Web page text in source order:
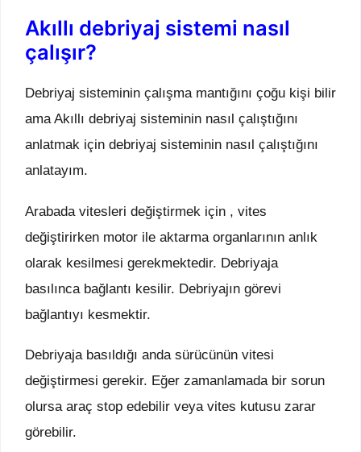
Akıllı debriyaj sistemi nasıl
çalışır?
Debriyaj sisteminin çalışma mantığını çoğu kişi bilir
ama Akıllı debriyaj sisteminin nasıl çalıştığını
anlatmak için debriyaj sisteminin nasıl çalıştığını
anlatayım.
Arabada vitesleri değiştirmek için , vites
değiştirirken motor ile aktarma organlarının anlık
olarak kesilmesi gerekmektedir. Debriyaja
basılınca bağlantı kesilir. Debriyajın görevi
bağlantıyı kesmektir.
Debriyaja basıldığı anda sürücünün vitesi
değiştirmesi gerekir. Eğer zamanlamada bir sorun
olursa araç stop edebilir veya vites kutusu zarar
görebilir.